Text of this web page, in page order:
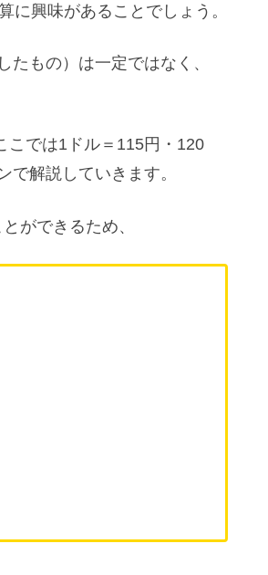
に興味があることでしょう。
もの）は一定ではなく、
こでは1ドル＝115円・120
解説していきます。
ができるため、